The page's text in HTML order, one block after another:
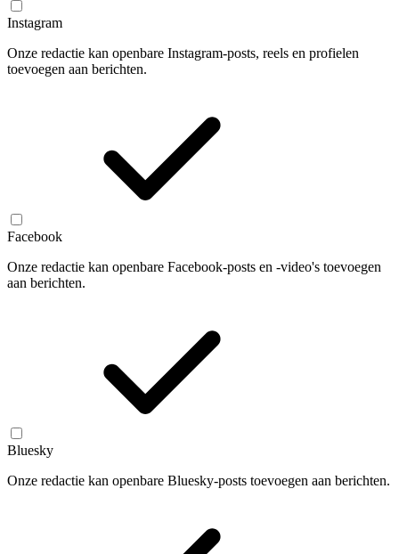
Instagram
Onze redactie kan openbare Instagram-posts, reels en profielen
toevoegen aan berichten.
Facebook
Onze redactie kan openbare Facebook-posts en -video's toevoegen
aan berichten.
Bluesky
Onze redactie kan openbare Bluesky-posts toevoegen aan berichten.